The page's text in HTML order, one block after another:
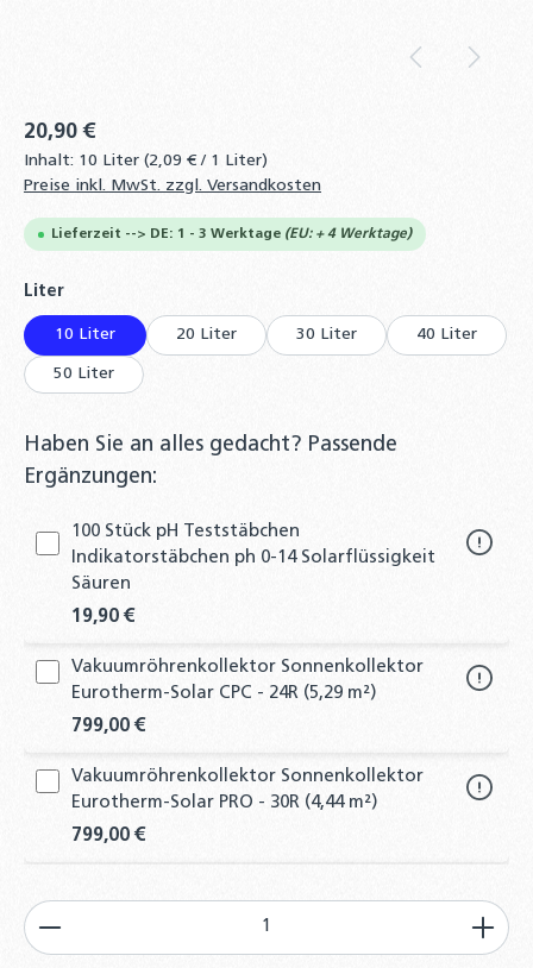
20,90 €
Inhalt: 10 Liter (2,09 € / 1 Liter)
Preise inkl. MwSt. zzgl. Versandkosten
Lieferzeit --> DE: 1 - 3 Werktage (EU: + 4 Werktage)
Literauswählen
10 Liter 20 Liter 30 Liter 40 Liter
50 Liter
Haben Sie an alles gedacht? Passende
Ergänzungen:
100 Stück pH Teststäbchen
Indikatorstäbchen ph 0-14 Solarflüssigkeit
Säuren
19,90 €
Vakuumröhrenkollektor Sonnenkollektor
Eurotherm-Solar CPC - 24R (5,29 m²)
799,00 €
Vakuumröhrenkollektor Sonnenkollektor
Eurotherm-Solar PRO - 30R (4,44 m²)
799,00 €
Produkt Anzahl: Gib den gewünschten Wert ein